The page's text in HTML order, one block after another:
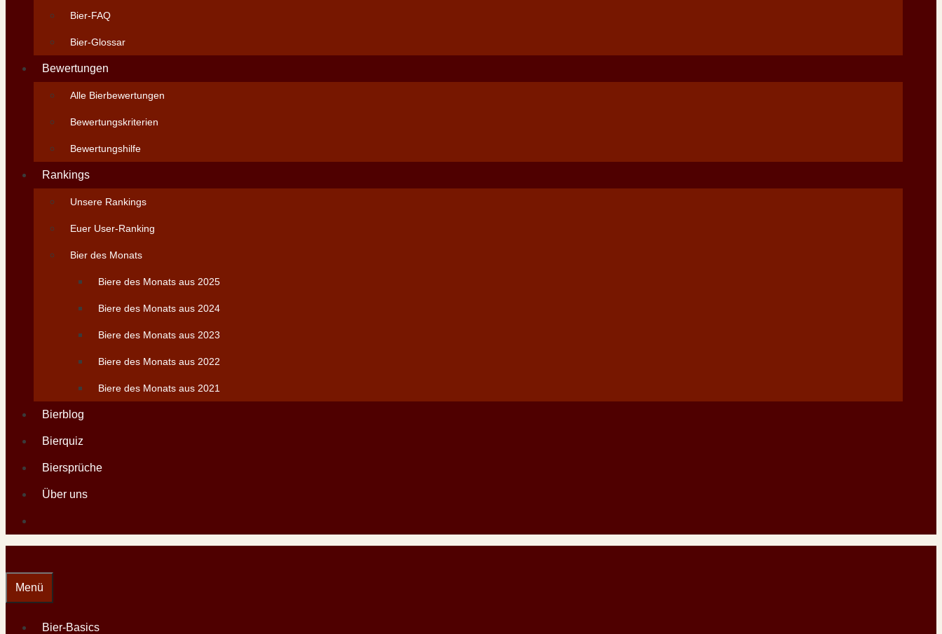
Bier-FAQ
Bier-Glossar
Bewertungen
Alle Bierbewertungen
Bewertungskriterien
Bewertungshilfe
Rankings
Unsere Rankings
Euer User-Ranking
Bier des Monats
Biere des Monats aus 2025
Biere des Monats aus 2024
Biere des Monats aus 2023
Biere des Monats aus 2022
Biere des Monats aus 2021
Bierblog
Bierquiz
Biersprüche
Über uns
Menü
Bier-Basics